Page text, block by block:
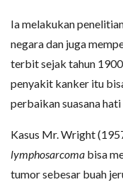
Ia melakukan
negara dan juga
terbit sejak tahun
penyakit kanker itu
perbaikan suasana hati
Kasus Mr. Wright
lymphosarcoma bisa
tumor sebesar buah